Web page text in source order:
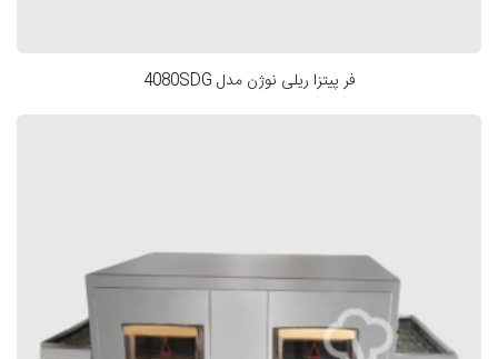
فر پیتزا ریلی نوژن مدل 4080SDG